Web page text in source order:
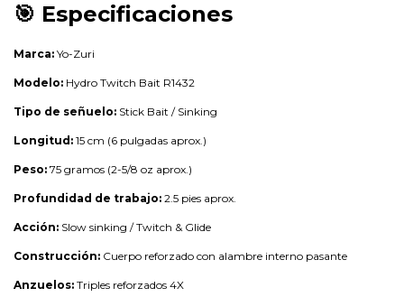
🎯 Especificaciones
Marca: Yo-Zuri
Modelo: Hydro Twitch Bait R1432
Tipo de señuelo: Stick Bait / Sinking
Longitud: 15 cm (6 pulgadas aprox.)
Peso: 75 gramos (2-5/8 oz aprox.)
Profundidad de trabajo: 2.5 pies aprox.
Acción: Slow sinking / Twitch & Glide
Construcción: Cuerpo reforzado con alambre interno pasante
Anzuelos: Triples reforzados 4X